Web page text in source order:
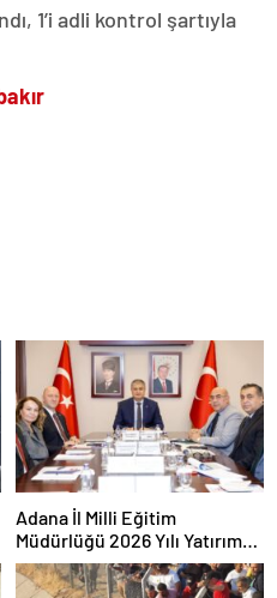
1’i adli kontrol şartıyla
Adana İl Milli Eğitim
Müdürlüğü 2026 Yılı Yatırım
Programı değerlendirildi